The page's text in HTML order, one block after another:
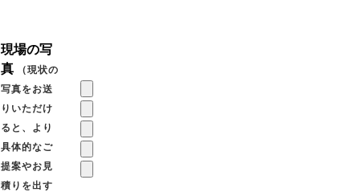
現場の写
真
（現状の
写真をお送
りいただけ
ると、より
具体的なご
提案やお見
積りを出す